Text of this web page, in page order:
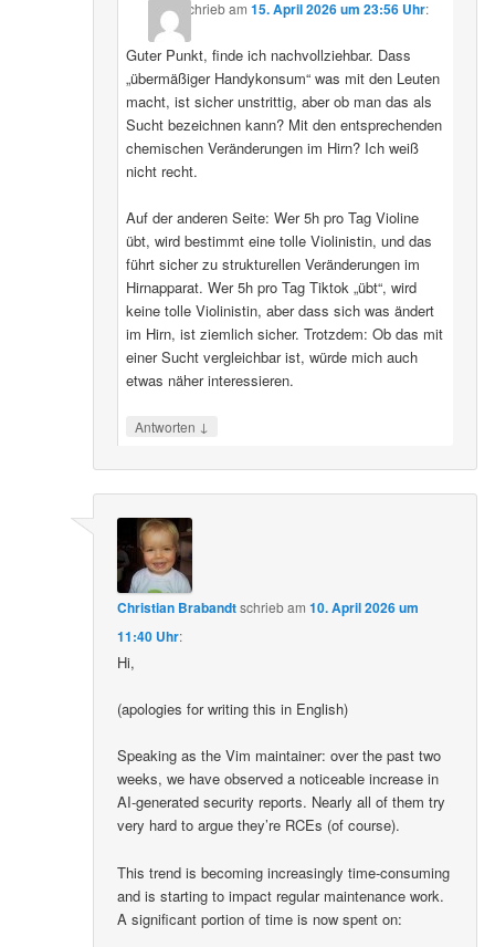
schriebam 15. April 2026 um 23:56 Uhr:
Guter Punkt, finde ich nachvollziehbar. Dass
„übermäßiger Handykonsum“ was mit den Leuten
macht, ist sicher unstrittig, aber ob man das als
Sucht bezeichnen kann? Mit den entsprechenden
chemischen Veränderungen im Hirn? Ich weiß
nicht recht.
Auf der anderen Seite: Wer 5h pro Tag Violine
übt, wird bestimmt eine tolle Violinistin, und das
führt sicher zu strukturellen Veränderungen im
Hirnapparat. Wer 5h pro Tag Tiktok „übt“, wird
keine tolle Violinistin, aber dass sich was ändert
im Hirn, ist ziemlich sicher. Trotzdem: Ob das mit
einer Sucht vergleichbar ist, würde mich auch
etwas näher interessieren.
Antworten ↓
Christian Brabandtschriebam10. April 2026 um
11:40 Uhr:
Hi,
(apologies for writing this in English)
Speaking as the Vim maintainer: over the past two
weeks, we have observed a noticeable increase in
AI-generated security reports. Nearly all of them try
very hard to argue they’re RCEs (of course).
This trend is becoming increasingly time-consuming
and is starting to impact regular maintenance work.
A significant portion of time is now spent on: